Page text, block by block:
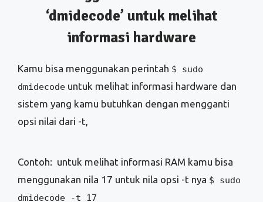
sistem yang kamu butuhkan dengan mengganti
Contoh: untuk melihat informasi RAM kamu bisa
menggunakan nila 17 untuk nila opsi -t nya$ sudo
dmidecode -t 17